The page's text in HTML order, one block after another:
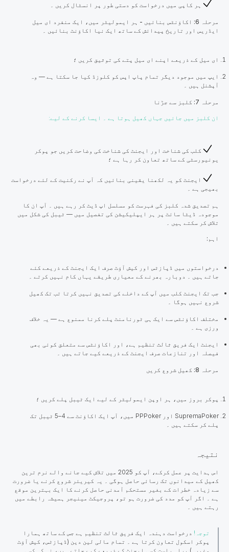
ہر کاپی میں درخواست کو دستی طور پر انسٹال کریں ۔
مرحلہ 6: اکاؤنٹس بنائیں - ہر ایمولیٹر میں، ایک منفرد ای میل
ایڈریس اور تاریخ پیدائش کے ساتھ ایک نیا اکاؤنٹ بنائیں ۔
ای میل کے ذریعے اپنے ای میل پتے کی توثیق کریں ؛
ایپ میں موجود دیگر تمام پاپ اپس کو کلوزڈ کیا جا سکتا ہے — وہ
آپشنل ہیں ۔
مرحلہ 7: کلبز سے جڑنا
ان کلبز میں جائیں جہاں کھیل ہوتا ہے ۔ ایسا کرنے کے لیے:
کلب کی شناخت اور ایجنٹ کی شناخت کی وضاحت کریں جو پوکر
یونیورسٹی کے ساتھ تعاون کر رہا ہے ؛
ایجنٹ کو یہ لکھنا یقینی بنائیں کہ آپ نے رکنیت کے لئے درخواست
بھیجی ہے ۔
ہم تصدیق شدہ کلبز کی فہرست کو مسلسل اپ ڈیٹ کر رہے ہیں ۔ آپ ان کا
موجودہ ڈیٹا سائٹ پر ہر ایپلیکیشن کی تفصیل میں — ٹیبل کی شکل میں
تلاش کر سکتے ہیں ۔
اہم:
درخواستوں میں ڈپازٹس اور کیش آؤٹ صرف ایک ایجنٹ کے ذریعے کئے
جاتے ہیں ۔ دوبارہ بھرنے کے معیاری طریقے یہاں کام نہیں کرتے ۔
جب تک ایجنٹ کلب میں آپ کے داخلے کی تصدیق نہیں کرتا تب تک کھیل
شروع نہیں ہوگا ۔
مختلف اکاؤنٹس سے ایک ہی ٹورنامنٹ پلے کرنا ممنوع ہے — یہ خلاف
ورزی ہے ۔
ایجنٹ ایک فریق ثالث تنظیم ہے، اور اکاؤنٹس سے متعلق کوئی بھی
فیصلہ اور تنازعات صرف ایجنٹ کے ذریعے کیے جاتے ہیں ۔
مرحلہ 8: کھیل شروع کریں
پوکر بروز میں، ہر اوپن ایمولیٹر کے لیے ایک ٹیبل پلے کریں ؛
SupremaPoker اور PPPoker میں، آپ ایک اکاؤنٹ سے 4–5 ٹیبل تک
پلے کر سکتے ہیں ۔
نتیجہ
اس ہدایت پر عمل کرکے، آپ کو 2025 میں تلاش کیے جانے والے نرم ترین
کھیل کے میدانوں تک رسائی حاصل ہوگی ۔ یہ کیریئر شروع کرنے یا ضرورت
سے زیادہ خطرات کے بغیر مستحکم آمدنی حاصل کرنے کا ایک بہترین موقع
ہے ۔ اگر آپ کو مدد کی ضرورت ہو تو، پروجیکٹ مینیجر ہمیشہ رابطے میں
رہتے ہیں ۔
توجہ! درخواست دہندہ ایک فریق ثالث تنظیم ہے جس کے ساتھ ہمارا
پوکر اسکول تعاون کرتا ہے ۔ تمام مالی لین دین (ڈپازٹس، کیش آؤٹ
وغیرہ) براہ راست کسی ایجنٹ کے ذریعے کیے جاتے ہیں، نہ کہ کسی